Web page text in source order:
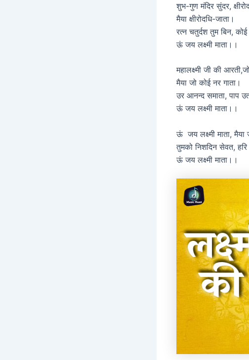
शुभ-गुण मंदिर सुंदर,
मैया क्षीरोदधि-जाता।
रत्न चतुर्दश तुम बिन, कोई
ऊं जय लक्ष्मी माता।।
महालक्ष्मी जी की
मैया जो कोई नर गाता।
उर आनन्द समाता, पाप
ऊं जय लक्ष्मी माता।।
ऊं जय लक्ष्मी माता, मैया
तुमको निशदिन सेवत, हरि
ऊं जय लक्ष्मी माता।।